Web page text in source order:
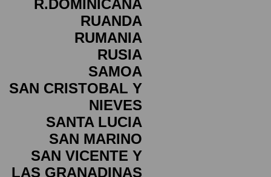
R.DOMINICANA
RUANDA
RUMANIA
RUSIA
SAMOA
SAN CRISTOBAL Y
NIEVES
SANTA LUCIA
SAN MARINO
SAN VICENTE Y
LAS GRANADINAS